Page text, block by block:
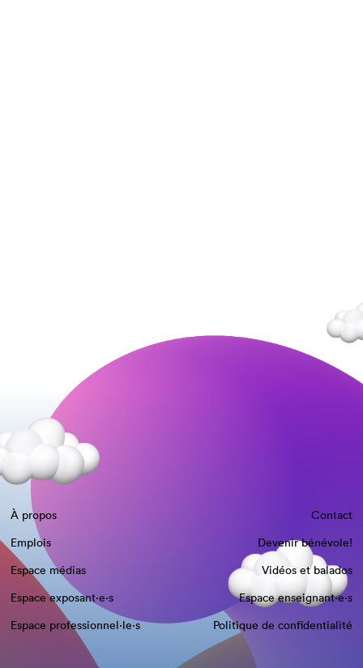
À propos
Contact
Emplois
Devenir bénévole!
Espace médias
Vidéos et balados
Espace exposant·e⋅s
Espace enseignant·e⋅s
Espace professionnel·le⋅s
Politique de confidentialité